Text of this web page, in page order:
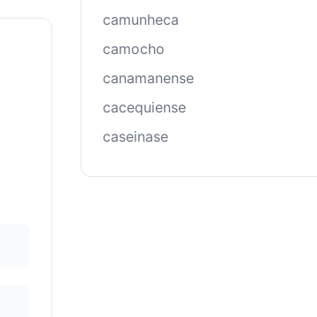
camunheca
camocho
canamanense
cacequiense
caseinase